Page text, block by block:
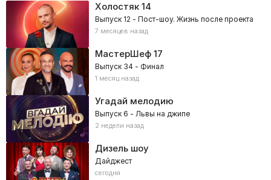
Холостяк14
Выпуск 12 - Пост-шоу. Жизнь после проекта
7 месяцев назад
МастерШеф17
Выпуск 34 - Финал
1 месяц назад
Угадай мелодию
Выпуск 6 - Львы на джипе
2 недели назад
Дизель шоу
Дайджест
сегодня